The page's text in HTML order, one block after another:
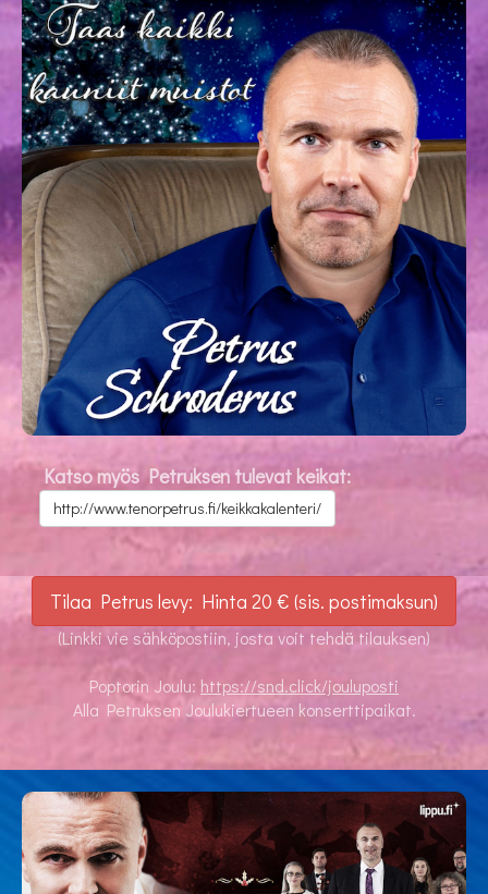
Katso myös Petruksen tulevat keikat:
http://www.tenorpetrus.fi/keikkakalenteri/
Tilaa Petrus levy: Hinta 20 € (sis. postimaksun)
(Linkki vie sähköpostiin, josta voit tehdä tilauksen)
Poptorin Joulu: https://snd.click/jouluposti
Alla Petruksen Joulukiertueen konserttipaikat.